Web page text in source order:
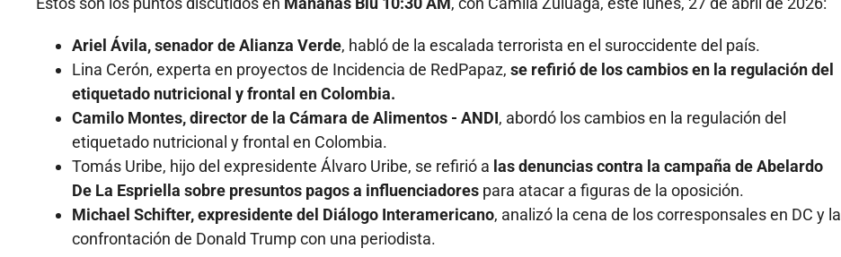
Ariel Ávila, senador de Alianza Verde, habló de la escalada terrorista en el suroccidente del país.
Lina Cerón, experta en proyectos de Incidencia de RedPapaz, se refirió de los cambios en la regulación del
etiquetado nutricional y frontal en Colombia.
Camilo Montes, director de la Cámara de Alimentos - ANDI, abordó los cambios en la regulación del
etiquetado nutricional y frontal en Colombia.
Tomás Uribe, hijo del expresidente Álvaro Uribe, se refirió a las denuncias contra la campaña de Abelardo
De La Espriella sobre presuntos pagos a influenciadores para atacar a figuras de la oposición.
Michael Schifter, expresidente del Diálogo Interamericano, analizó la cena de los corresponsales en DC y la
confrontación de Donald Trump con una periodista.